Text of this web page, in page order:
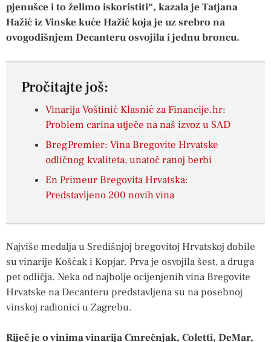
pjenušce i to želimo iskoristiti“, kazala je Tatjana
Hažić iz Vinske kuće Hažić koja je uz srebro na
ovogodišnjem Decanteru osvojila i jednu broncu.
Pročitajte još:
Vinarija Voštinić Klasnić za Financije.hr:
Problem carina utječe na naš izvoz u SAD
BregPremier: Vina Bregovite Hrvatske
odličnog kvaliteta, unatoč ranoj berbi
En Primeur Bregovita Hrvatska:
Predstavljeno 200 novih vina
Najviše medalja u Središnjoj bregovitoj Hrvatskoj dobile
su vinarije Košćak i Kopjar. Prva je osvojila šest, a druga
pet odličja. Neka od najbolje ocijenjenih vina Bregovite
Hrvatske na Decanteru predstavljena su na posebnoj
vinskoj radionici u Zagrebu.
Riječ je o vinima vinarija Cmrečnjak, Coletti, DeMar,